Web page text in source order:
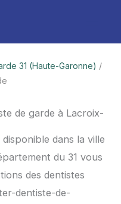
31 (Haute-Garonne) /
de garde à Lacroix-
disponible dans la ville
du 31 vous
des dentistes
dentiste-de-